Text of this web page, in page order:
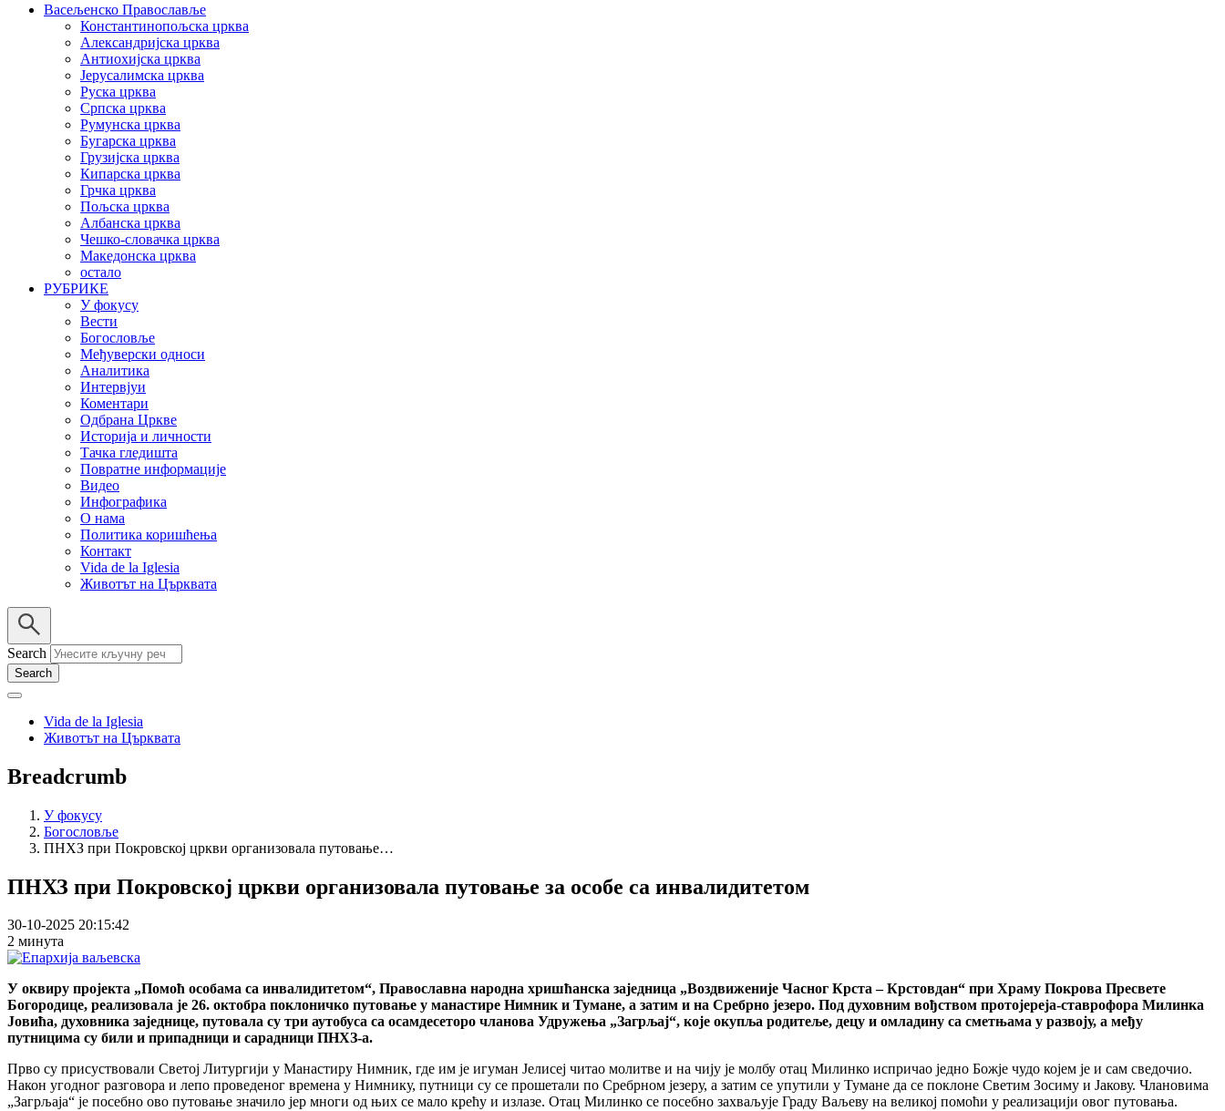
Васељенско Православље
Константинопољска црква
Александријска црква
Антиохијска црква
Јерусалимска црква
Руска црква
Српска црква
Румунска црква
Бугарска црква
Грузијска црква
Кипарска црква
Грчка црква
Пољска црква
Албанска црква
Чешко-словачка црква
Македонска црква
остало
РУБРИКЕ
У фокусу
Вести
Богословље
Међуверски односи
Аналитика
Интервјуи
Коментари
Одбрана Цркве
Историја и личности
Тачка гледишта
Повратне информације
Видео
Инфографика
О нама
Политика коришћења
Контакт
Vida de la Iglesia
Животът на Църквата
Search
Vida de la Iglesia
Животът на Църквата
Breadcrumb
У фокусу
Богословље
ПНХЗ при Покровској цркви организовала путовање…
ПНХЗ при Покровској цркви организовала путовање за особе са инвалидитетом
30-10-2025 20:15:42
2 минута
У оквиру пројекта „Помоћ особама са инвалидитетом“, Православна народна хришћанска заједница „Воздвиженије Часног Крста – Крстовдан“ при Храму Покрова Пресвете
Богородице, реализовала је 26. октобра поклоничко путовање у манастире Нимник и Тумане, а затим и на Сребрно језеро. Под духовним вођством протојереја-ставрофора Милинка
Јовића, духовника заједнице, путовала су три аутобуса са осамдесеторо чланова Удружења „Загрљај“, које окупља родитеље, децу и омладину са сметњама у развоју, а међу
путницима су били и припадници и сарадници ПНХЗ-а.
Прво су присуствовали Светој Литургији у Манастиру Нимник, где им је игуман Јелисеј читао молитве и на чију је молбу отац Милинко испричао једно Божје чудо којем је и сам сведочио.
Након угодног разговора и лепо проведеног времена у Нимнику, путници су се прошетали по Сребрном језеру, а затим се упутили у Тумане да се поклоне Светим Зосиму и Јакову. Члановима
„Загрљаја“ је посебно ово путовање значило јер многи од њих се мало крећу и излазе. Отац Милинко се посебно захваљује Граду Ваљеву на великој помоћи у реализацији овог путовања.